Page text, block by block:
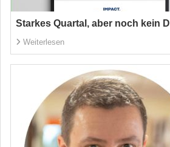
Starkes Quartal, aber noch kein
Weiterlesen